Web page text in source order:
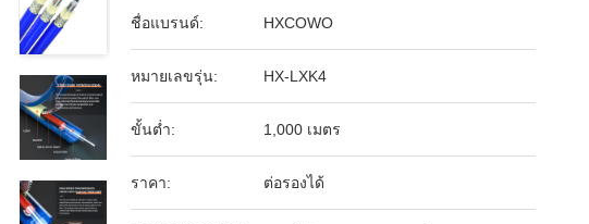
ชื่อแบรนด์: HXCOWO
หมายเลขรุ่น: HX-LXK4
ขั้นต่ำ: 1,000 เมตร
ราคา: ต่อรองได้